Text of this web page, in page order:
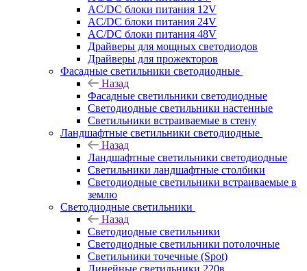
AC/DC блоки питания 12V
AC/DC блоки питания 24V
AC/DC блоки питания 48V
Драйверы для мощных светодиодов
Драйверы для прожекторов
Фасадные светильники светодиодные
Назад
Фасадные светильники светодиодные
Светодиодные светильники настенные
Светильники встраиваемые в стену
Ландшафтные светильники светодиодные
Назад
Ландшафтные светильники светодиодные
Светильники ландшафтные столбики
Светодиодные светильники встраиваемые в
землю
Светодиодные светильники
Назад
Светодиодные светильники
Светодиодные светильники потолочные
Светильники точечные (Spot)
Линейные светильники 220в